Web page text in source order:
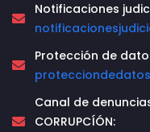
Notificaciones
Protección de
Canal de denuncias-
CORRUPCÍÓN: